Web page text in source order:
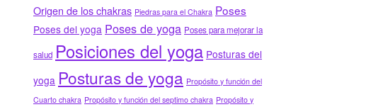
Origen de los chakras Piedras para el Chakra Poses
Poses del yoga Poses de yoga Poses para mejorar la
salud Posiciones del yoga Posturas del
yoga Posturas de yoga Propósito y función del
Cuarto chakra Propósito y función del septimo chakra Propósito y